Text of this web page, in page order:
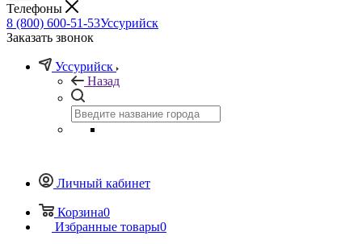
Телефоны
8 (800) 600-51-53Уссурийск
Заказать звонок
Уссурийск
Назад
Личный кабинет
Корзина0
Избранные товары0